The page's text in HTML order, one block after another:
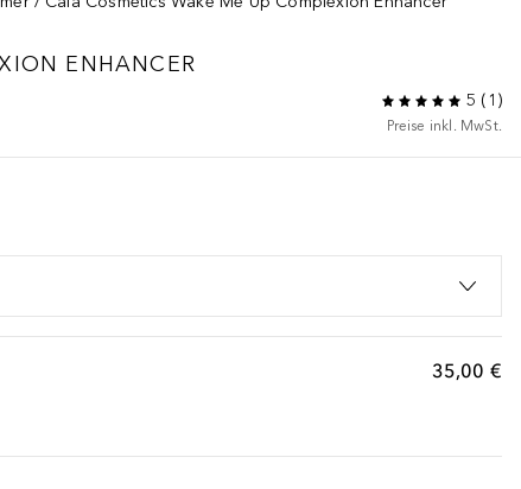
ENHANCER
5 ( 1 )
Preise inkl. MwSt.
35,00 €